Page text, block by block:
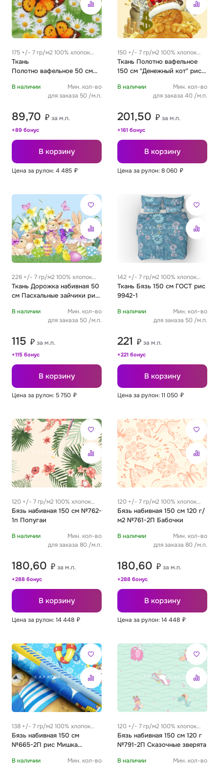
175 +/- 7 гр/м2 100% хлопок
0.35 м
Ткань
Полотно вафельное 50 см
В наличии
Мин. кол-во
для заказа 50 /м.п.
89,70 ₽ за м.п.
+89 бонус
В корзину
Цена за рулон: 4 485 ₽
150 +/- 7 гр/м2 100% хлопок
0.33 м
Ткань Полотно вафельное
150 см "Денежный кот" рис
В наличии
Мин. кол-во
для заказа 40 /м.п.
201,50 ₽ за м.п.
+161 бонус
В корзину
Цена за рулон: 8 060 ₽
226 +/- 7 гр/м2 100% хлопок
0.25 м
Ткань Дорожка набивная 50
см Пасхальные зайчики рис
В наличии
Мин. кол-во
для заказа 50 /м.п.
115 ₽ за м.п.
+115 бонус
В корзину
Цена за рулон: 5 750 ₽
142 +/- 7 гр/м2 100% хлопок
0.29 м
Ткань Бязь 150 см ГОСТ рис
9942-1
В наличии
Мин. кол-во
для заказа 50 /м.п.
221 ₽ за м.п.
+221 бонус
В корзину
Цена за рулон: 11 050 ₽
120 +/- 7 гр/м2 100% хлопок
0.32 м
Бязь набивная 150 см №762-
1п Попугаи
В наличии
Мин. кол-во
для заказа 80 /м.п.
180,60 ₽ за м.п.
+288 бонус
В корзину
Цена за рулон: 14 448 ₽
120 +/- 7 гр/м2 100% хлопок
0.32 м
Бязь набивная 150 см 120 г/
м2 №761-2П Бабочки
В наличии
Мин. кол-во
для заказа 80 /м.п.
180,60 ₽ за м.п.
+288 бонус
В корзину
Цена за рулон: 14 448 ₽
138 +/- 7 гр/м2 100% хлопок
0.32 м
Бязь набивная 150 см
№665-2П рис Мишка
В наличии Мин. кол-во
120 +/- 7 гр/м2 100% хлопок
0.32 м
Бязь набивная 150 см 120 г
№791-2П Сказочные зверята
В наличии Мин. кол-во